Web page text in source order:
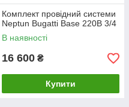
Комплект провідний системи
Neptun Bugatti Base 220B 3/4
В наявності
16 600 ₴
Купити